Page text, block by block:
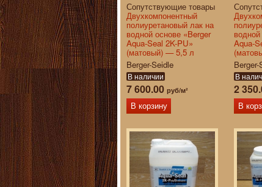
Сопутствующие товары
Двухкомпонентный
полиуретановый лак на
водной основе «Berger
Aqua-Seal 2K-PU»
(матовый) — 5,5 л
Berger-Seidle
В наличии
7 600.00 руб/м²
В корзину
Aqua-
В
2
В